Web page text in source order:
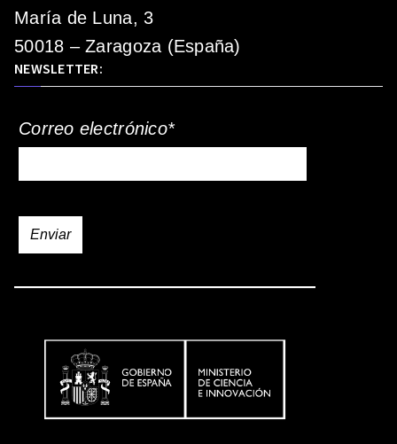
María de Luna, 3
50018 – Zaragoza (España)
NEWSLETTER:
Correo electrónico*